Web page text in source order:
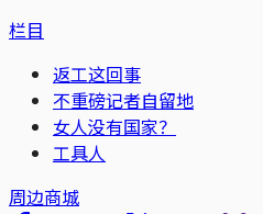
栏目
返工这回事
不重磅记者自留地
女人没有国家？
工具人
周边商城